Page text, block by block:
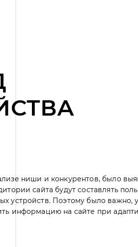
ниши и конкурентов, было
сайта будут составлять
устройств. Поэтому было важно,
информацию на сайте при